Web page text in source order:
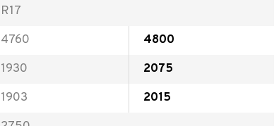
R17
4760
4800
1930
2075
1903
2015